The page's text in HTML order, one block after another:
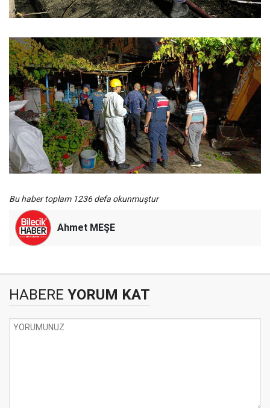
Bu haber toplam 1236 defa okunmuştur
Ahmet MEŞE
HABERE YORUM KAT